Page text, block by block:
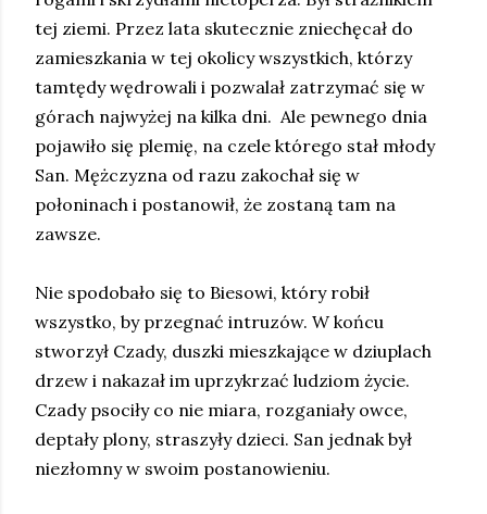
tej ziemi. Przez lata skutecznie zniechęcał do
zamieszkania w tej okolicy wszystkich, którzy
tamtędy wędrowali i pozwalał zatrzymać się w
górach najwyżej na kilka dni. Ale pewnego dnia
pojawiło się plemię, na czele którego stał młody
San. Mężczyzna od razu zakochał się w
połoninach i postanowił, że zostaną tam na
zawsze.
Nie spodobało się to Biesowi, który robił
wszystko, by przegnać intruzów. W końcu
stworzył Czady, duszki mieszkające w dziuplach
drzew i nakazał im uprzykrzać ludziom życie.
Czady psociły co nie miara, rozganiały owce,
deptały plony, straszyły dzieci. San jednak był
niezłomny w swoim postanowieniu.